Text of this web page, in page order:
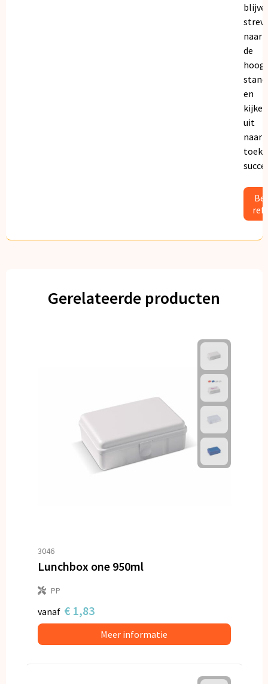
naar
de
en
kijken
uit
naar
Gerelateerde producten
3046
Lunchbox one 950ml
PP
vanaf € 1,83
Meer informatie